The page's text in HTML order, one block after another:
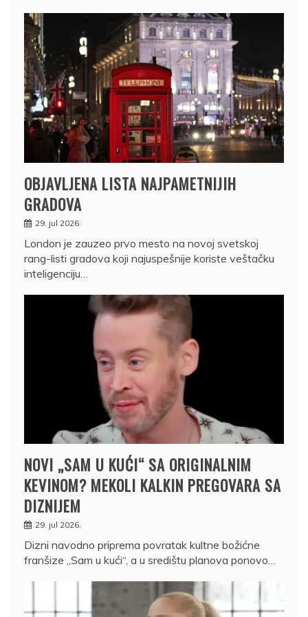
OBJAVLJENA LISTA NAJPAMETNIJIH
GRADOVA
29. jul 2026.
London je zauzeo prvo mesto na novoj svetskoj
rang-listi gradova koji najuspešnije koriste veštačku
inteligenciju…
NOVI „SAM U KUĆI“ SA ORIGINALNIM
KEVINOM? MEKOLI KALKIN PREGOVARA SA
DIZNIJEM
29. jul 2026.
Dizni navodno priprema povratak kultne božićne
franšize „Sam u kući“, a u središtu planova ponovo…